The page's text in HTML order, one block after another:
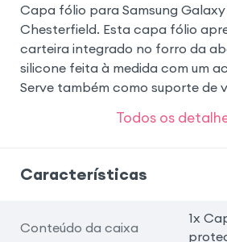
Capa fólio para Samsung Galaxy
Chesterfield. Esta capa fólio
carteira integrado no forro da
silicone feita à medida com um
Serve também como suporte de
Todos os
Características
Conteúdo da caixa
1x